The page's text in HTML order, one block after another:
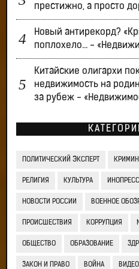
престижно, а просто
Новый антирекорд?
поплохело… -
Китайские олигархи
недвижимость на
за рубеж -
ПОЛИТИЧЕСКИЙ ЭКСПЕРТ
РЕЛИГИЯ КУЛЬТУРА
НОВОСТИ РОССИИ ВОЕННОЕ
ПРОИСШЕСТВИЯ КОРРУПЦИЯ
ОБЩЕСТВО ОБРАЗОВАНИЕ
ЗАКОН И ПРАВО ВОЙНА